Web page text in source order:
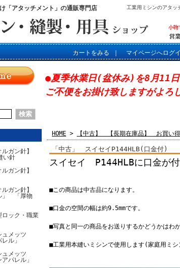
「アタッチメント」の通販専門店 工業用ミシンのアタッ
カートをみる マイページへログ
ガン針】
い針
ガン針】
ガン針】
」 「厚物
ロック・職業
メッツ
ル」
メッツ
パレル」
●夏季休業日(盆休み)を8月11
ご不便をお掛け致しますがよろ
HOME > 【中古】 【長期在庫品】 お買
「中古」 スイセイP144HLB(口金付)
スイセイ P144HLBに口金が付
■この商品は中古品になります。
■口金の空間の幅は約9.5mmです。
■写真と同一の商品をお送りするかどうかはわ
■工業用本縫いミシンで使用します(家庭用ミシ